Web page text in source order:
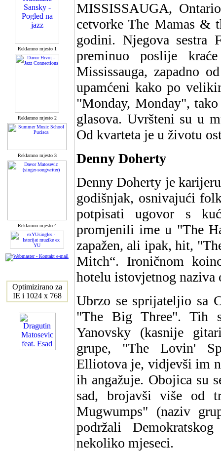
Reklamno mjesto 1
Reklamno mjesto 2
Reklamno mjesto 3
Reklamno mjesto 4
Optimizirano za
IE i 1024 x 768
MISSISSAUGA,
cetvorke The Mamas &
godini. Njegova sestra
preminuo poslije
Mississauga, zapadno
upamćeni kako po
"Monday, Monday",
glasova. Uvršteni su u
Od kvarteta je u životu
Denny Doherty
Denny Doherty je
godišnjak, osnivajući
potpisati ugovor s
promjenili ime u "The
zapažen, ali ipak, hit,
Mitch“. Ironičnom
hotelu istovjetnog
Ubrzo se sprijateljio sa
"The Big Three". Tih
Yanovsky (kasnije
grupe, "The Lovin'
Elliotova je, vidjevši im
ih angažuje. Obojica
sad, brojavši više od
Mugwumps" (naziv
podržali
nekoliko mjeseci.